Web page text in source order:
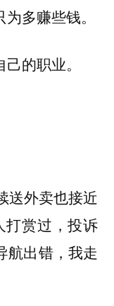
多赚些钱。
的职业。
送外卖也接近
打赏过，投诉
航出错，我走